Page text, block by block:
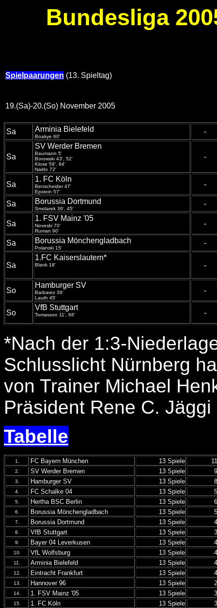
Bundesliga
Spielpaarungen (13. Spieltag)
19.(Sa)-20.(So) November 2005
Sa Arminia Bielefeld
Boakye 60'
-
Sa
SV Werder Bremen
Baumann 5'
Borowski 43', 52'
Klose 59', 84'
Naldo 72'
-
Sa
1. FC Köln
Benscheider 47'
Epstein 57'
-
Sa Borussia Dortmund
Smolarek 39', 45'
-
Sa
1. FSV Mainz '05
Noveski 70'
Ruman 90'
-
Sa Borussia Mönchengladbach
Polanski 15'
-
Sa
1.FC Kaiserslautern*
Blank 18' -
So
Hamburger SV
Barbarez 39'
Lauth 45'
-
So
VfB Stuttgart
Tomasson 11', 68' -
*Nach der 1:3-
Schlusslicht Nürnberg
von Trainer Michael
Präsident Rene C.
Tabelle
1. FC Bayern München 13 Spiele
2. SV Werder Bremen 13 Spiele
3. Hamburger SV 13 Spiele
4. FC Schalke 04 13 Spiele
5. Hertha BSC Berlin 13 Spiele
6. Borussia Mönchengladbach 13 Spiele
7. Borussia Dortmund 13 Spiele
8. VfB Stuttgart 13 Spiele
9. Bayer 04 Leverkusen 13 Spiele
10. VfL Wolfsburg 13 Spiele
11. Arminia Bielefeld 13 Spiele
12. Eintracht Frankfurt 13 Spiele
13. Hannover 96 13 Spiele
14. 1. FSV Mainz '05 13 Spiele
15. 1. FC Köln 13 Spiele